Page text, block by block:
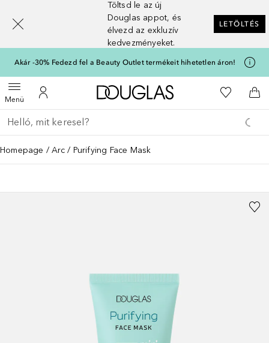
Töltsd le az új
Douglas appot, és
élvezd az exkluzív
kedvezményeket.
LETÖLTÉS
Akár -30% Fedezd fel a Beauty Outlet termékeit hihetetlen áron!
MenüMenü megnyitása
A fiókomhoz
A Douglas Főoldalra
A
Menj vissza
Keresés végrehajtása
Homepage Arc Purifying Face Mask
[navigation.slideout.screenreader]